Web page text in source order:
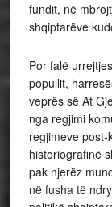
fundit, në
shqiptarëve
Por falë
popullit,
veprës së At
nga regjimi
regjimeve
historiografinë
pak njerëz
në fusha të